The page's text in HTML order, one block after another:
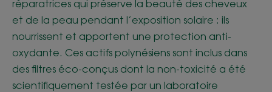
réparatrices qui préserve la beauté des cheveux
et de la peau pendant l’exposition solaire : ils
nourrissent et apportent une protection anti-
oxydante. Ces actifs polynésiens sont inclus dans
des filtres éco-conçus dont la non-toxicité a été
scientifiquement testée par un laboratoire